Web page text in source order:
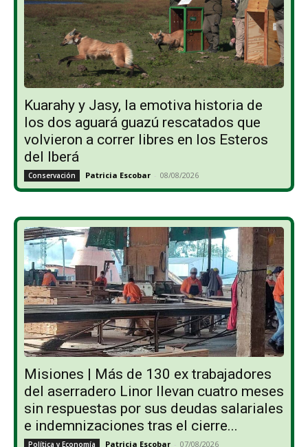
Kuarahy y Jasy, la emotiva historia de
los dos aguará guazú rescatados que
volvieron a correr libres en los Esteros
del Iberá
Conservación Patricia Escobar - 08/08/2026
Misiones | Más de 130 ex trabajadores
del aserradero Linor llevan cuatro meses
sin respuestas por sus deudas salariales
e indemnizaciones tras el cierre...
Política y Economía Patricia Escobar - 07/08/2026